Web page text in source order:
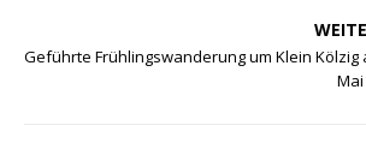
Geführte Frühlingswanderung um Klein Kölzig
Mai